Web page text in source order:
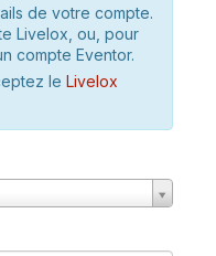
de votre compte.
Livelox, ou, pour
compte Eventor.
le Livelox